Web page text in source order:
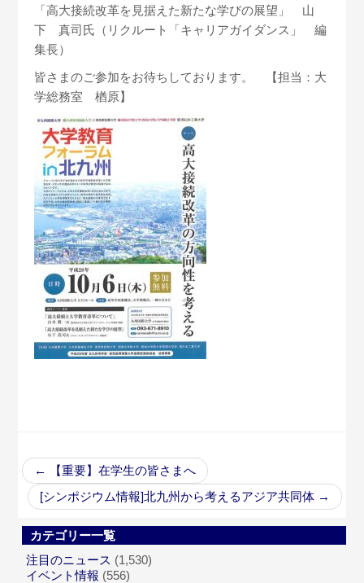
「高大接続改革を見据えた新たな学びの展望」 山
下 真司氏（リクルート「キャリアガイダンス」 編
集長）
皆さまのご参加をお待ちしております。 【担当：大
学総務室 楢原】
←
【重要】在学生の皆さまへ
[シンポジウム情報]北九州から考えるアジア共同体 →
カテゴリー一覧
注目のニュース (1,530)
イベント情報 (556)